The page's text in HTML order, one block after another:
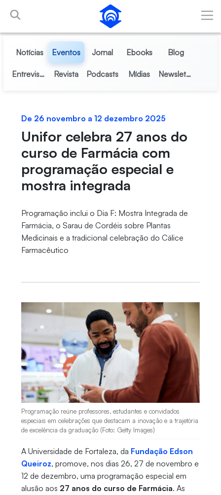
Pular para o Conteúdo principal
Notícias Eventos Jornal Ebooks Blog
Entrevistas Revista Podcasts Mídias Newsletter
De 26 novembro a 12 dezembro 2025
Unifor celebra 27 anos do
curso de Farmácia com
programação especial e
mostra integrada
Programação inclui o Dia F: Mostra Integrada de
Farmácia, o Sarau de Cordéis sobre Plantas
Medicinais e a tradicional celebração do Cálice
Farmacêutico
Programação reúne professores, estudantes e convidados
especiais em celebrações que destacam a inovação e a trajetória
de excelência da graduação (Foto: Getty Images)
A Universidade de Fortaleza, da Fundação Edson
Queiroz, promove, nos dias 26, 27 de novembro e
12 de dezembro, uma programação especial em
alusão aos 27 anos do curso de Farmácia. As